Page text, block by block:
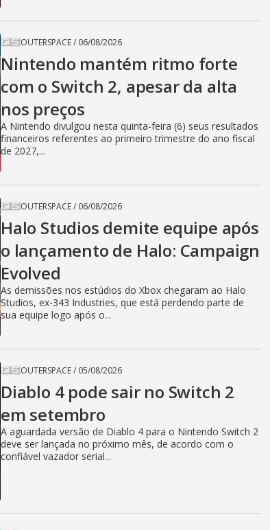
OUTERSPACE/ 06/08/2026
Nintendo mantém ritmo forte
com o Switch 2, apesar da alta
nos preços
A Nintendo divulgou nesta quinta-feira (6) seus resultados
financeiros referentes ao primeiro trimestre do ano fiscal
de 2027,...
OUTERSPACE/ 06/08/2026
Halo Studios demite equipe após
o lançamento de Halo: Campaign
Evolved
As demissões nos estúdios do Xbox chegaram ao Halo
Studios, ex-343 Industries, que está perdendo parte de
sua equipe logo após o...
OUTERSPACE/ 05/08/2026
Diablo 4 pode sair no Switch 2
em setembro
A aguardada versão de Diablo 4 para o Nintendo Switch 2
deve ser lançada no próximo mês, de acordo com o
confiável vazador serial...